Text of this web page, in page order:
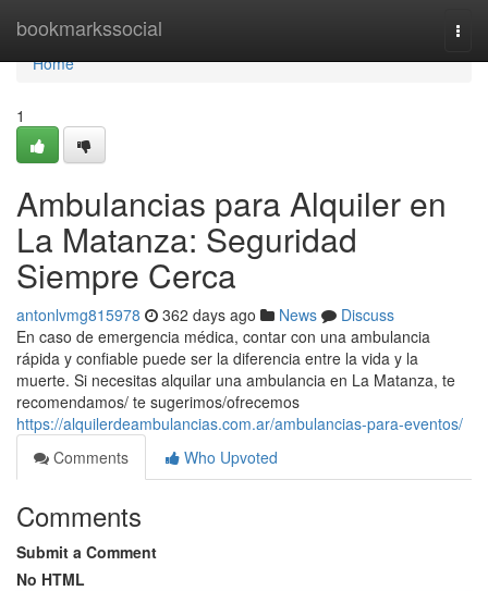
bookmarkssocial
Home
Home
1
Ambulancias para Alquiler en
La Matanza: Seguridad
Siempre Cerca
antonlvmg815978 362 days ago News
Discuss
En caso de emergencia médica, contar con una ambulancia
rápida y confiable puede ser la diferencia entre la vida y la
muerte. Si necesitas alquilar una ambulancia en La Matanza, te
recomendamos/ te sugerimos/ofrecemos
https://alquilerdeambulancias.com.ar/ambulancias-para-eventos/
Comments
Who Upvoted
Comments
Submit a Comment
No HTML